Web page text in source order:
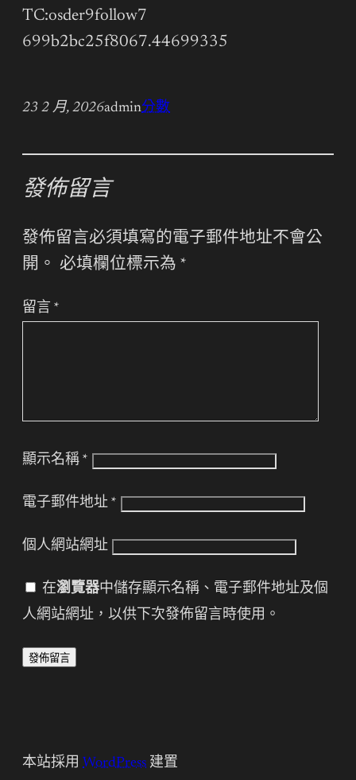
TC:osder9follow7
699b2bc25f8067.44699335
23 2 月, 2026admin分數
發佈留言
發佈留言必須填寫的電子郵件地址不會公
開。 必填欄位標示為 *
留言 *
顯示名稱 *
電子郵件地址 *
個人網站網址
在瀏覽器中儲存顯示名稱、電子郵件地址及個
人網站網址，以供下次發佈留言時使用。
本站採用 WordPress 建置